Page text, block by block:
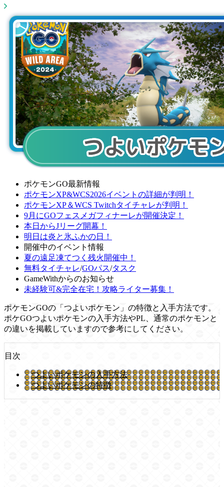
ポケモンGO最新情報
ポケモンXP&WCS2026イベントの詳細が判明！
ポケモンXP＆WCS Twitchタイチャレが判明！
9月にGOフェスメガフィナーレが開催決定！
本日からJリーグ開幕！
明日は炎と氷ふかの日！
開催中のイベント情報
夏の遠足凍てつく残火開催中！
無料タイチャレ/GOパス/タスク
GameWithからのお知らせ
未経験可&完全在宅！攻略ライター募集！
ポケモンGOの「つよいポケモン」の特徴と入手方法です。
ポケGOつよいポケモンの入手方法やPL、通常のポケモンと
の違いを掲載していますので参考にしてください。
目次
つよいポケモンの入手方法
つよいポケモンの特徴